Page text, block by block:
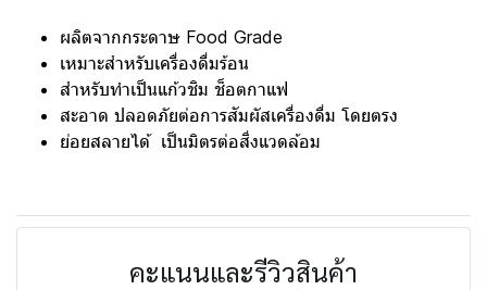
ผลิตจากกระดาษ Food Grade
เหมาะสำหรับเครื่องดื่มร้อน
สำหรับทำเป็นแก้วชิม ช็อตกาแฟ
สะอาด ปลอดภัยต่อการสัมผัสเครื่องดื่ม โดยตรง
ย่อยสลายได้ เป็นมิตรต่อสิ่งแวดล้อม
คะแนนและรีวิวสินค้า